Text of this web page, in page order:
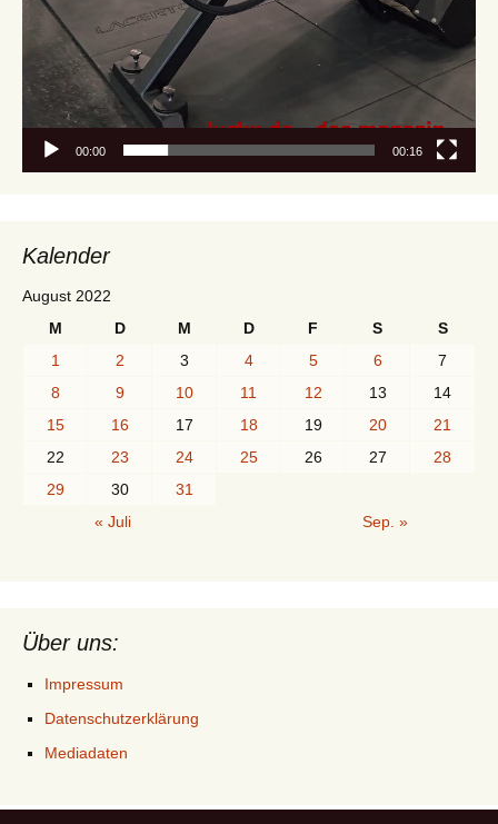
00:00 00:16
Kalender
August 2022
M
D M D F S
S
1
2 3 4 5 6
7
8
9 10 11 12 13
14
15
16 17 18 19 20
21
22
23 24 25 26 27
28
29
30
31
« Juli
Sep. »
Über uns:
Impressum
Datenschutzerklärung
Mediadaten